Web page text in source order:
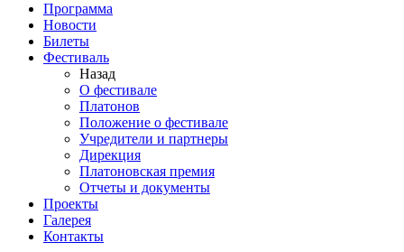
Программа
Новости
Билеты
Фестиваль
Назад
О фестивале
Платонов
Положение о фестивале
Учредители и партнеры
Дирекция
Платоновская премия
Отчеты и документы
Проекты
Галерея
Контакты